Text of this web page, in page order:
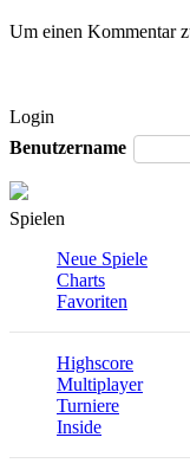
Um einen Kommentar
Login
Benutzername
Spielen
Neue Spiele
Charts
Favoriten
Highscore
Multiplayer
Turniere
Inside